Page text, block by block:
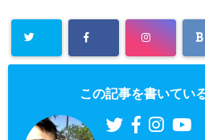
この記事を書いてい